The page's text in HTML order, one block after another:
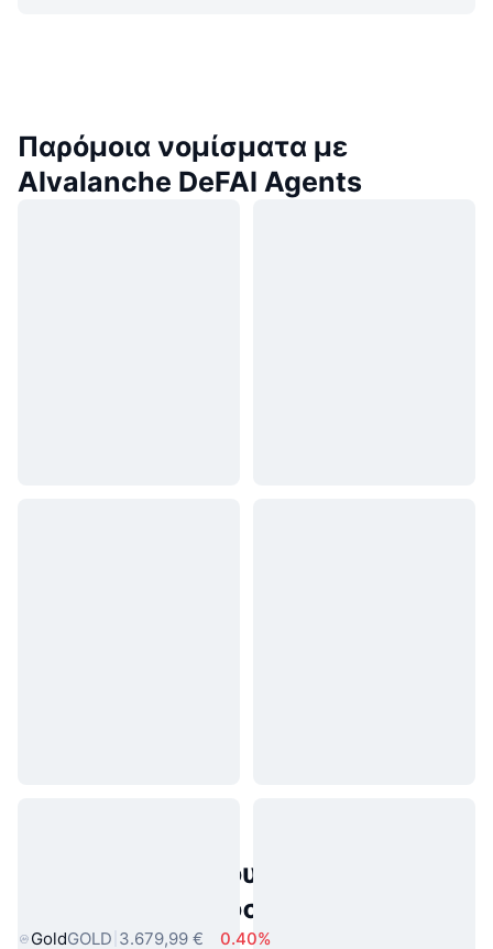
Παρόμοια νομίσματα με
AIvalanche DeFAI Agents
Δημοφιλή περιουσιακά στοιχεία
πραγματικού κόσμου
GoldGOLD 3.679,99 € 0.40%